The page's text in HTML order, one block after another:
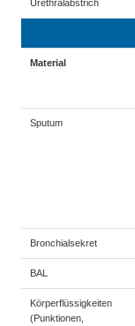
Urethralabstrich
Material
Sputum
Bronchialsekret
BAL
Körperflüssigkeiten
(Punktionen,